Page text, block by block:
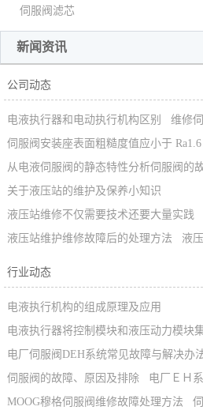
伺服阀滤芯
新闻资讯
公司动态
电液执行器和电动执行机构区别
维修
伺服阀安装座表面粗糙度值应小于 Ra1.6
从电液伺服阀的静态特性分析伺服阀的
关于液压站的维护及保养小知识
液压站维修不仅需要技术还要大量实践
液压站维护维修故障后的处理方法
液
行业动态
电液执行机构的组成原理及应用
电液执行器将控制模块和液压动力模块
电厂伺服阀DEH系统常见故障与解决办
伺服阀的故障、原因及排除
电厂ＥＨ
MOOG穆格伺服阀维修故障处理方法